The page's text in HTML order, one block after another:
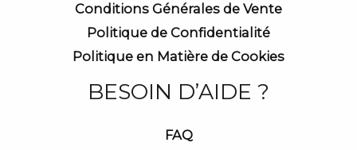
Conditions Générales de Vente
Politique de Confidentialité
Politique en Matière de Cookies
BESOIN D’AIDE ?
FAQ